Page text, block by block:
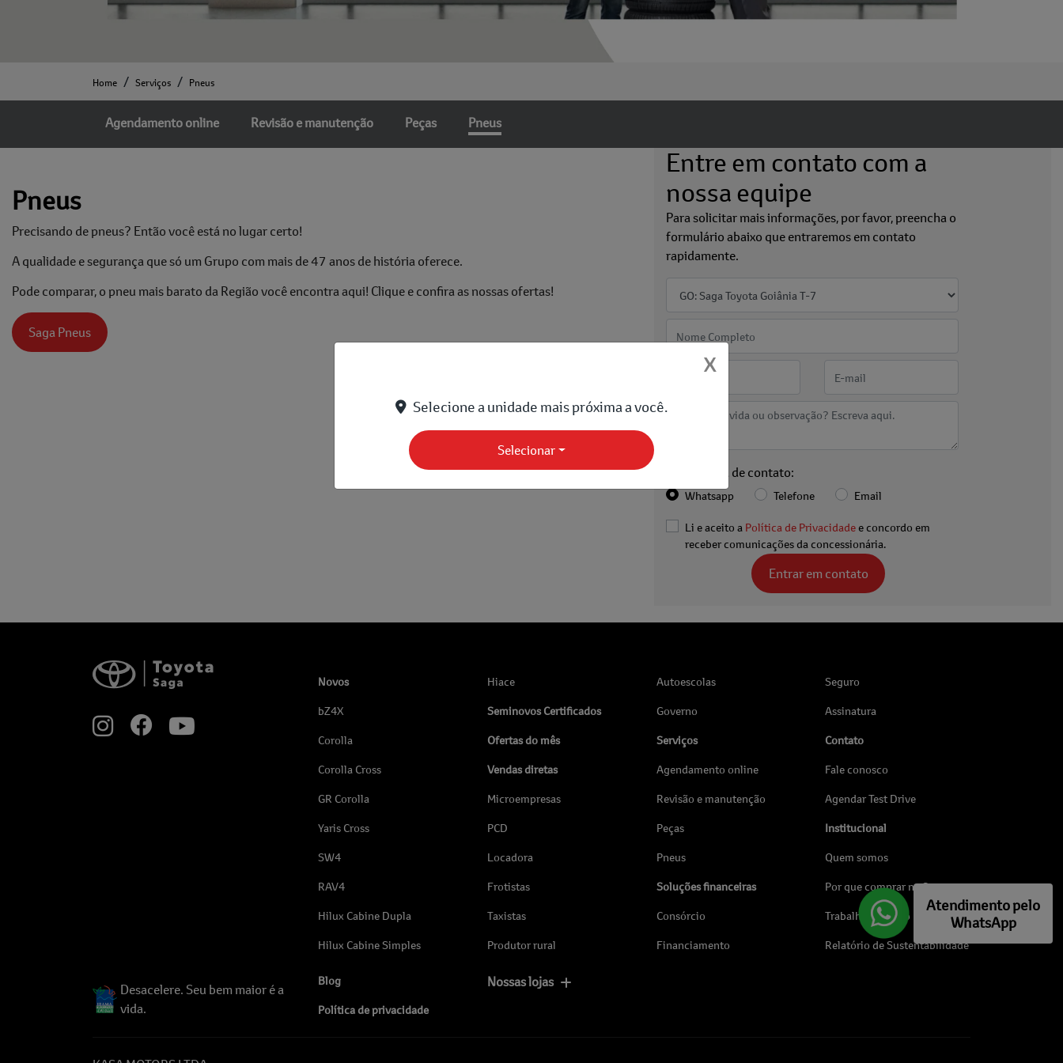
Home Serviços Pneus
Agendamento online Revisão e manutenção Peças Pneus
Pneus
Precisando de pneus? Então você está no lugar certo!
A qualidade e segurança que só um Grupo com mais de 47 anos de história oferece.
Pode comparar, o pneu mais barato da Região você encontra aqui! Clique e confira as nossas ofertas!
Saga Pneus
Entre em contato com a
nossa equipe
Para solicitar mais informações, por favor, preencha o
formulário abaixo que entraremos em contato
rapidamente.
Preferência de contato:
Whatsapp Telefone Email
Li e aceito a Política de Privacidade e concordo em
receber comunicações da concessionária.
Entrar em contato
Desacelere. Seu bem maior é a
vida.
Novos
bZ4X
Corolla
Corolla Cross
GR Corolla
Yaris Cross
SW4
RAV4
Hilux Cabine Dupla
Hilux Cabine Simples
Hiace
Seminovos Certificados
Ofertas do mês
Vendas diretas
Microempresas
PCD
Locadora
Frotistas
Taxistas
Produtor rural
Autoescolas
Governo
Serviços
Agendamento online
Revisão e manutenção
Peças
Pneus
Soluções financeiras
Consórcio
Financiamento
Seguro
Assinatura
Contato
Fale conosco
Agendar Test Drive
Institucional
Quem somos
Por que comprar na Saga
Trabalhe conosco
Relatório de Sustentabilidade
Blog
Política de privacidade
Nossas lojas
Atendimento pelo
WhatsApp
X
Selecione a unidade mais próxima a você.
Selecionar